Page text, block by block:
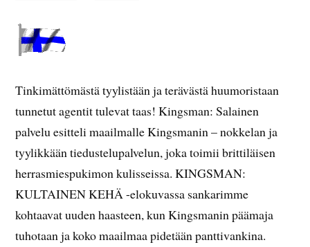
Tinkimättömästä tyylistään ja terävästä huumoristaan
tunnetut agentit tulevat taas! Kingsman: Salainen
palvelu esitteli maailmalle Kingsmanin – nokkelan ja
tyylikkään tiedustelupalvelun, joka toimii brittiläisen
herrasmiespukimon kulisseissa. KINGSMAN:
KULTAINEN KEHÄ -elokuvassa sankarimme
kohtaavat uuden haasteen, kun Kingsmanin päämaja
tuhotaan ja koko maailmaa pidetään panttivankina.